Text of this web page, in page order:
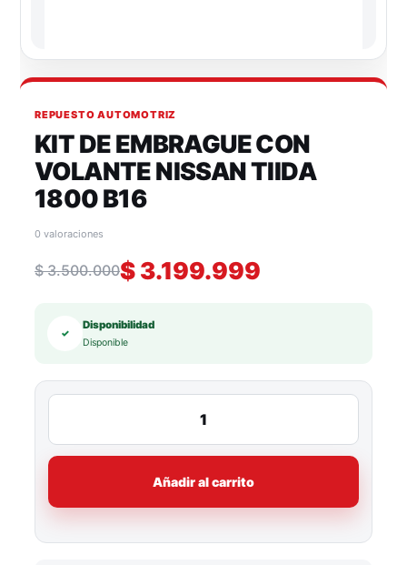
REPUESTO AUTOMOTRIZ
KIT DE EMBRAGUE CON
VOLANTE NISSAN TIIDA
1800 B16
0 valoraciones
$3.500.000$3.199.999
✓
Disponibilidad
Disponible
Añadir al carrito